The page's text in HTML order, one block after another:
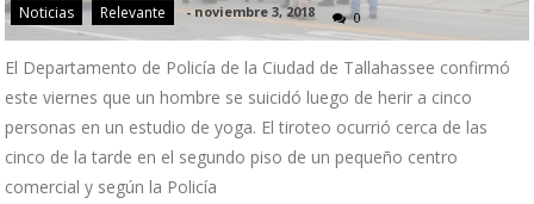
Noticias Relevante -noviembre 3, 2018 0
El Departamento de Policía de la Ciudad de Tallahassee confirmó
este viernes que un hombre se suicidó luego de herir a cinco
personas en un estudio de yoga. El tiroteo ocurrió cerca de las
cinco de la tarde en el segundo piso de un pequeño centro
comercial y según la Policía